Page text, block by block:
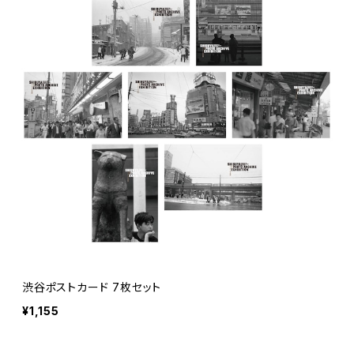
渋谷ポストカード 7枚セット
¥1,155